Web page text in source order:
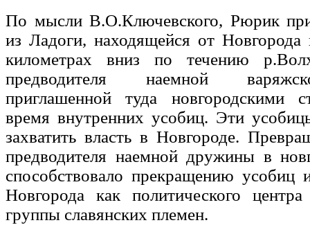
По мысли В.О.Ключевского, Рюрик
из Ладоги, находящейся от Новгорода
километрах вниз по течению
предводителя наемной
приглашенной туда новгородскими
время внутренних усобиц. Эти
захватить власть в Новгороде.
предводителя наемной дружины в
способствовало прекращению усобиц
Новгорода как политического
группы славянских племен.